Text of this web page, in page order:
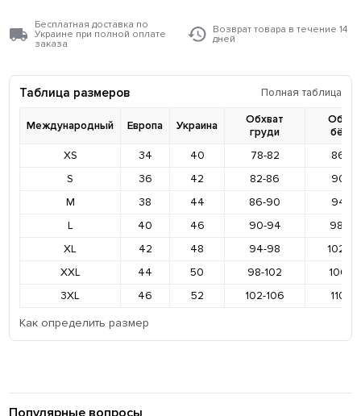
Бесплатная доставка по
Украине при полной оплате
заказа
Возврат товара в течение 14
дней
Таблица размеров Полная таблица
Международный Европа Украина
Обхват
груди
XS
34 40 78-82
86-
S
36 42 82-86
90-
M
38 44 86-90
94-
L
40 46 90-94
98-
XL
42 48 94-98
102-
XXL
44 50 98-102
106-
3XL
46 52 102-106
110-
Как определить размер
Популярные вопросы